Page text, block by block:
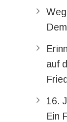
auf
16.
Ein